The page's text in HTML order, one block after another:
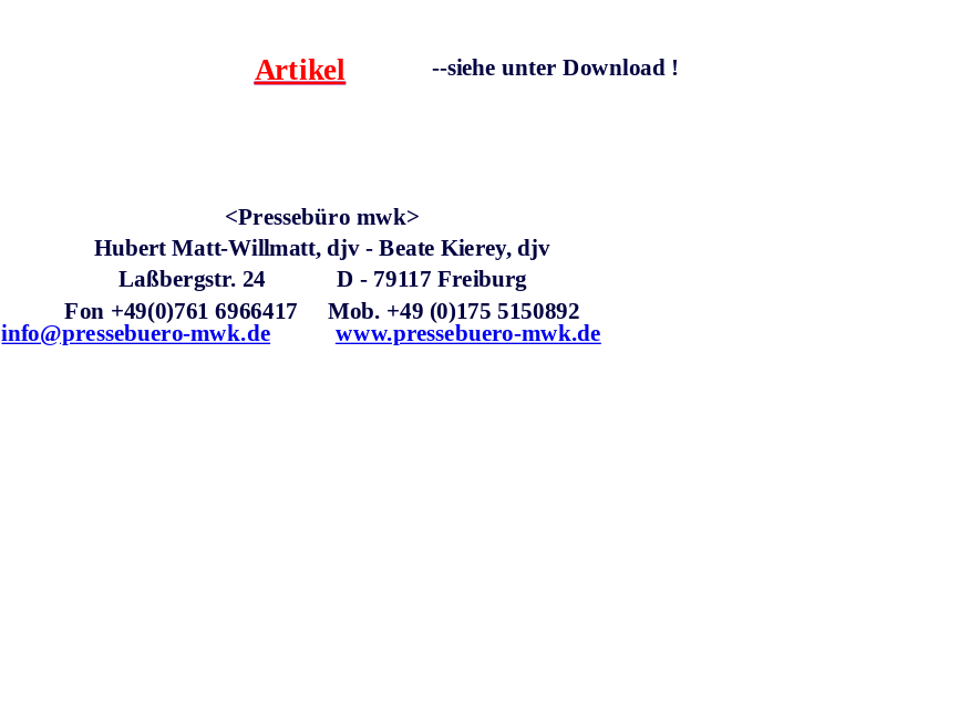
--siehe unter Download !
Artikel
<Pressebüro mwk>
Hubert Matt-Willmatt, djv - Beate Kierey, djv
Laßbergstr. 24            D - 79117 Freiburg
Fon +49(0)761 6966417     Mob. +49 (0)175 5150892
info@pressebuero-mwk.de
www.pressebuero-mwk.de